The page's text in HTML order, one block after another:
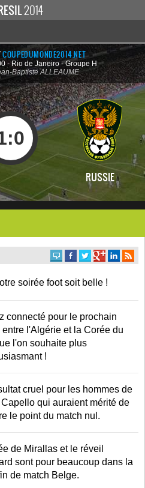
2014
COUPEDUMONDE2014.NET
- Rio de Janeiro - Groupe H
Baptiste ALLEAUME
:0
RUSSIE
soirée foot soit belle !
connecté pour le prochain
entre l'Algérie et la Corée du
l'on souhaite plus
!
cruel pour les hommes de
qui auraient mérité de
le point du match nul.
de Mirallas et le réveil
sont pour beaucoup dans la
de match Belge.